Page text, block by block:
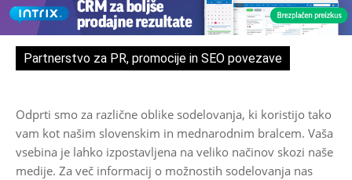
Partnerstvo za PR, promocije in SEO povezave
Odprti smo za različne oblike sodelovanja, ki koristijo tako
vam kot našim slovenskim in mednarodnim bralcem. Vaša
vsebina je lahko izpostavljena na veliko načinov skozi naše
medije. Za več informacij o možnostih sodelovanja nas